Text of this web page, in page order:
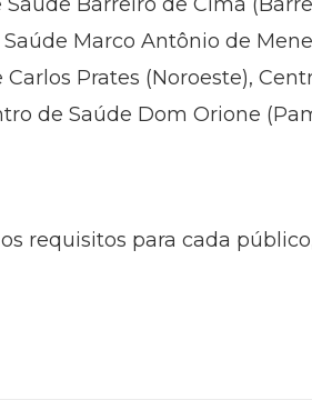
Marco Antônio de
Prates (Noroeste),
de Saúde Dom Orione
requisitos para cada